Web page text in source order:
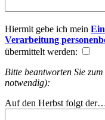
Hiermit gebe ich mein
Verarbeitung
übermittelt werden:
Bitte beantworten Sie
notwendig):
Auf den Herbst folgt